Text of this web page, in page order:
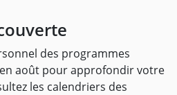
des programmes
août pour approfondir votre
les calendriers des